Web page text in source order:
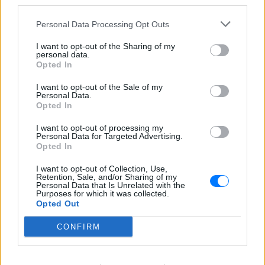
Personal Data Processing Opt Outs
I want to opt-out of the Sharing of my
personal data.
Opted In
I want to opt-out of the Sale of my
Personal Data.
Opted In
I want to opt-out of processing my
Personal Data for Targeted Advertising.
Opted In
I want to opt-out of Collection, Use,
Retention, Sale, and/or Sharing of my
Personal Data that Is Unrelated with the
Purposes for which it was collected.
Opted Out
CONFIRM
ΣΤΗΝ ΙΔΙΑ ΚΑΤΗΓΟΡΙΑ
στην Κέρκυρα: «Θα σηκωθώ πιο
Ο ηθοποιός και χορευτής μοιράστηκε
στο Instagram μια φωτογραφία από
Φοβερή ιστορία στον ΟΦΗ:
Ένας κάτοχος εισιτηρίου
διαρκείας είναι μόλις 2 μηνών
ΟΦΗ
Διακοπές στη Μύκονο για τη